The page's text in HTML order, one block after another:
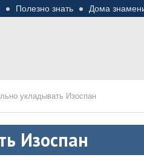
Полезно знать Дома
укладывать Изоспан
Изоспан